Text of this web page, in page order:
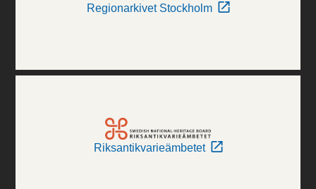
Regionarkivet Stockholm
Riksantikvarieämbetet